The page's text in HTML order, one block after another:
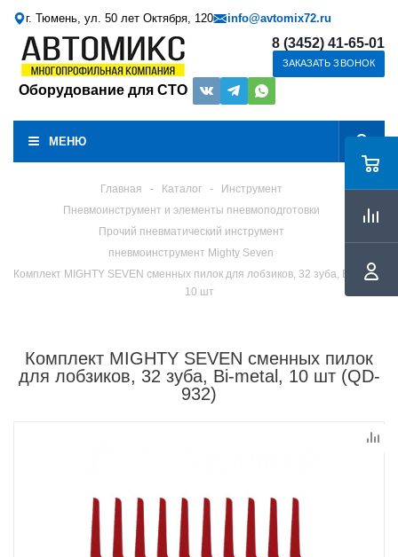
г. Тюмень, ул. 50 лет Октября, 120 info@avtomix72.ru
Оборудование для СТО
8 (3452) 41-65-01
ЗАКАЗАТЬ ЗВОНОК
МЕНЮ
Главная - Каталог -
Инструмент
Пневмоинструмент и элементы пневмоподготовки
Прочий пневматический инструмент
пневмоинструмент Mighty Seven
Комплект MIGHTY SEVEN сменных пилок для лобзиков, 32 зуба, Bi-metal,
10 шт
Комплект MIGHTY SEVEN сменных пилок
для лобзиков, 32 зуба, Bi-metal, 10 шт (QD-
932)